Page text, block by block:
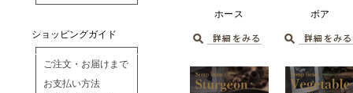
ショッピングガイド
ご注文・お届けまで
お支払い方法
ホース ボア